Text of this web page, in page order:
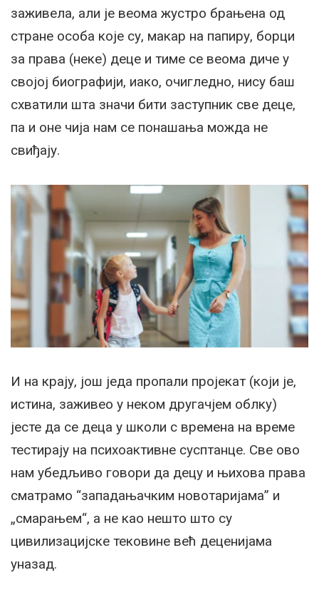
заживела, али је веома жустро брањена од
стране особа које су, макар на папиру, борци
за права (неке) деце и тиме се веома диче у
својој биографији, иако, очигледно, нису баш
схватили шта значи бити заступник све деце,
па и оне чија нам се понашања можда не
свиђају.
И на крају, још једа пропали пројекат (који је,
истина, заживео у неком другачјем облку)
јесте да се деца у школи с времена на време
тестирају на психоактивне сусптанце. Све ово
нам убедљиво говори да децу и њихова права
сматрамо “западањачким новотаријама” и
„смарањем“, а не као нешто што су
цивилизацијске тековине већ деценијама
уназад.